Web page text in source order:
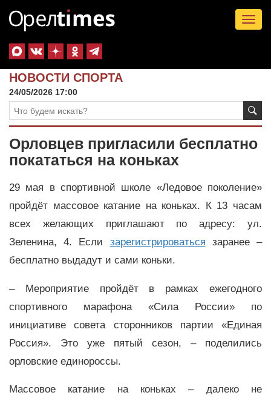
НОВОСТИ СПОРТА
24/05/2026 17:00
Орловцев пригласили бесплатно
покататься на коньках
29 мая в спортивной школе «Ледовое поколение»
пройдёт массовое катание на коньках. К 13 часам
всех желающих приглашают по адресу: ул.
Зеленина, 4. Если зарегистрироваться заранее –
бесплатно выдадут и сами коньки.
– Мероприятие пройдёт в рамках ежегодного
спортивного марафона «Сила России» по
инициативе совета сторонников партии «Единая
Россия». Это уже пятый сезон, – поделились
орловские единороссы.
Массовое катание на коньках – далеко не